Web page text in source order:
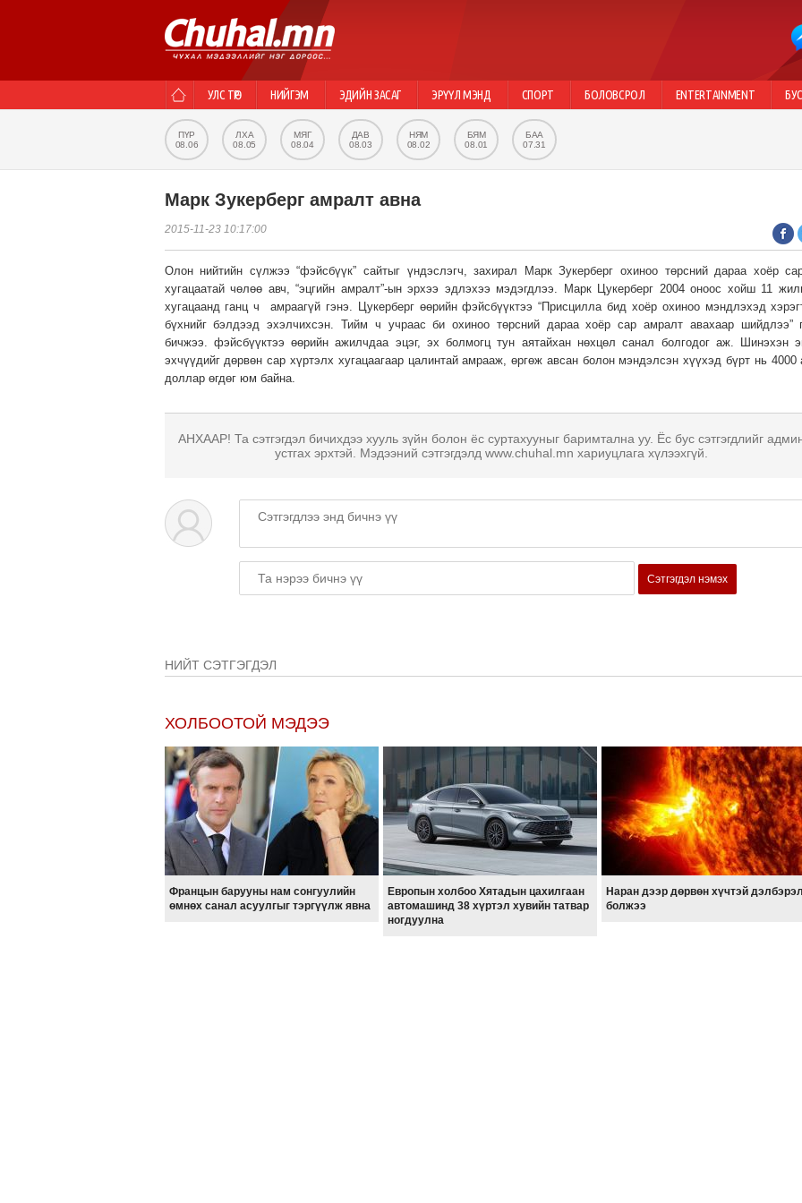
УЛС ТӨР НИЙГЭМ ЭДИЙН ЗАСАГ ЭРҮҮЛ МЭНД СПОРТ БОЛОВСРОЛ ENTERTAINMENT
ПҮР
08.06
ЛХА
08.05
МЯГ
08.04
ДАВ
08.03
НЯМ
08.02
БЯМ
08.01
БАА
07.31
Марк Зукерберг амралт авна
2015-11-23 10:17:00
Олон нийтийн сүлжээ “фэйсбүүк” сайтыг үндэслэгч, захирал Марк Зукерберг охиноо төрсний дараа хоёр
хугацаатай чөлөө авч, “эцгийн амралт”-ын эрхээ эдлэхээ мэдэгдлээ. Марк Цукерберг 2004 оноос хойш 11
хугацаанд ганц ч амраагүй гэнэ. Цукерберг өөрийн фэйсбүүктээ “Присцилла бид хоёр охиноо мэндлэхэд
бүхнийг бэлдээд эхэлчихсэн. Тийм ч учраас би охиноо төрсний дараа хоёр сар амралт авахаар шийдлээ”
бичжээ. фэйсбүүктээ өөрийн ажилчдаа эцэг, эх болмогц тун аятайхан нөхцөл санал болгодог аж. Шинэхэн
эхчүүдийг дөрвөн сар хүртэлх хугацаагаар цалинтай амрааж, өргөж авсан болон мэндэлсэн хүүхэд бүрт нь 4000
доллар өгдөг юм байна.
АНХААР! Та сэтгэгдэл бичихдээ хууль зүйн болон ёс суртахууныг баримтална уу. Ёс бус сэтгэгдлийг
устгах эрхтэй. Мэдээний сэтгэгдэлд www.chuhal.mn хариуцлага хүлээхгүй.
Сэтгэгдэл нэмэх
НИЙТ СЭТГЭГДЭЛ
ХОЛБООТОЙ МЭДЭЭ
Францын барууны нам сонгуулийн
өмнөх санал асуулгыг тэргүүлж явна
Европын холбоо Хятадын цахилгаан
автомашинд 38 хүртэл хувийн татвар
ногдуулна
Наран дээр дөрвөн хүчтэй
болжээ